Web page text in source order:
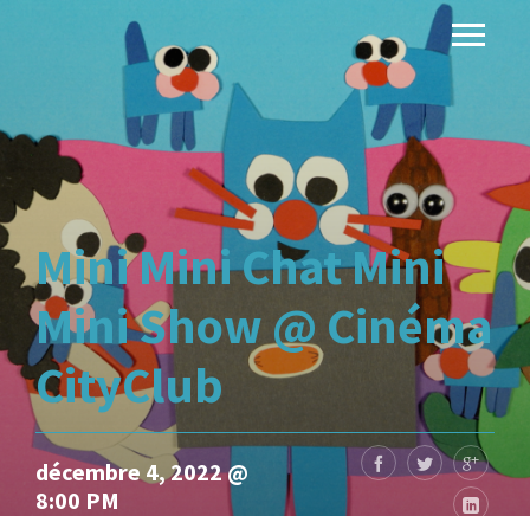
Mini Mini Chat Mini
Mini Show @ Cinéma
CityClub
décembre 4, 2022 @
8:00 PM